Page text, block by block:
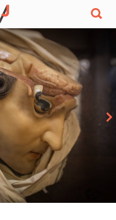
photo
par
jour